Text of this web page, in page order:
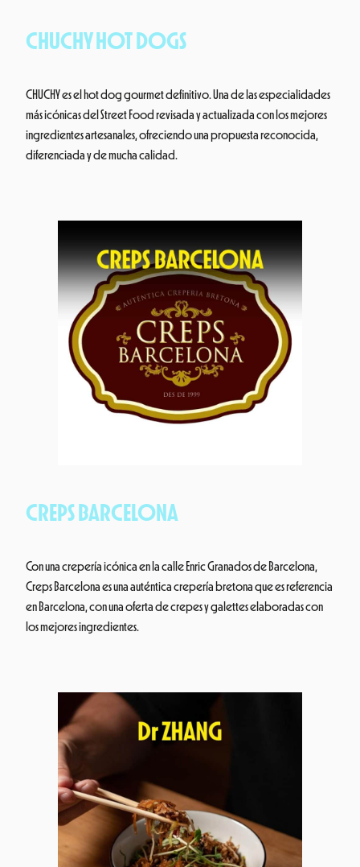
CHUCHY HOT DOGS
CHUCHY es el hot dog gourmet definitivo. Una de las especialidades
más icónicas del Street Food revisada y actualizada con los mejores
ingredientes artesanales, ofreciendo una propuesta reconocida,
diferenciada y de mucha calidad.
CREPS BARCELONA
Con una crepería icónica en la calle Enric Granados de Barcelona,
Creps Barcelona es una auténtica crepería bretona que es referencia
en Barcelona, con una oferta de crepes y galettes elaboradas con
los mejores ingredientes.